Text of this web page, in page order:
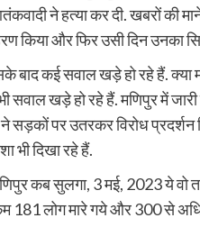
ने हत्या कर दी. खबरों की
और फिर उसी दिन उनका
बाद कई सवाल खड़े हो रहे हैं.
खड़े हो रहे हैं. मणिपुर में जारी
सड़कों पर उतरकर विरोध
भी दिखा रहे हैं.
कब सुलगा, 3 मई, 2023 ये वो
181 लोग मारे गये और 300 से